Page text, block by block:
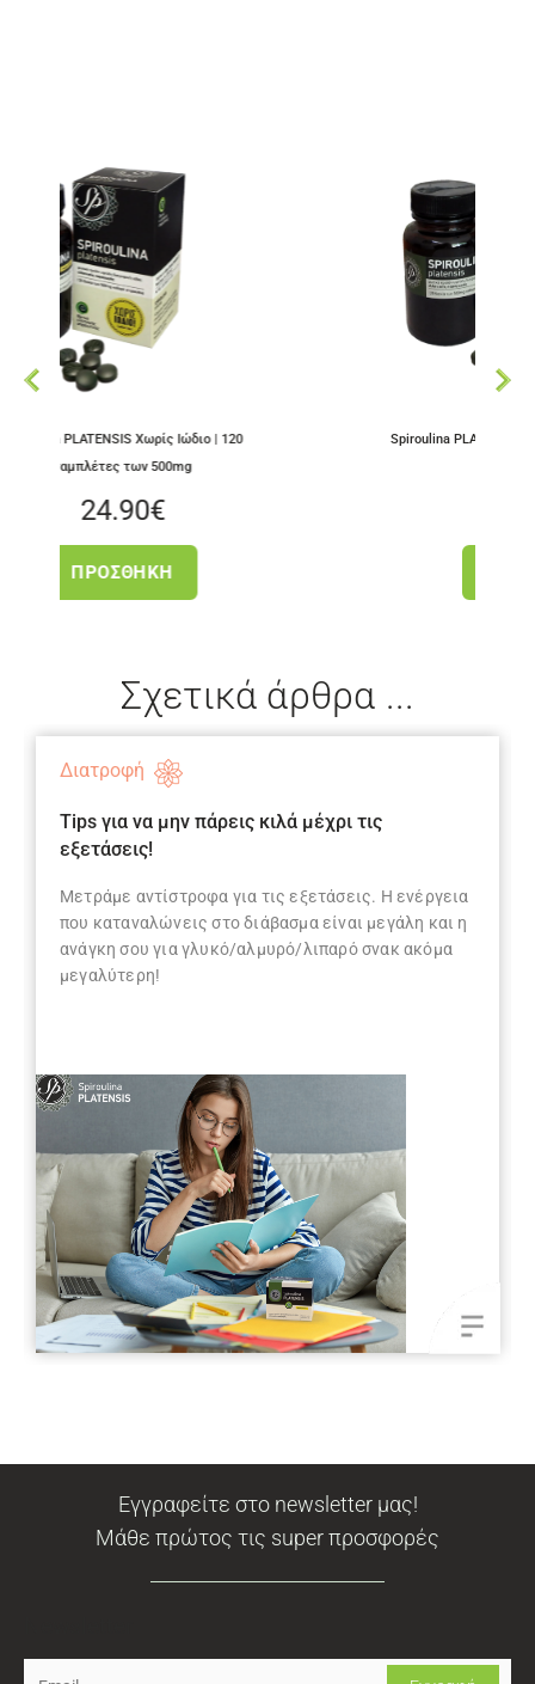
| 120
Spiroulina PLATENSIS Με Ιώδιο | 120 ταμπλέτες
Σχετικά άρθρα ...
Διατροφή
Tips για να μην πάρεις κιλά μέχρι τις
εξετάσεις!
Μετράμε αντίστροφα για τις εξετάσεις. Η ενέργεια
που καταναλώνεις στο διάβασμα είναι μεγάλη και η
ανάγκη σου για γλυκό/αλμυρό/λιπαρό σνακ ακόμα
μεγαλύτερη!
Εγγραφείτε στο newsletter μας!
Μάθε πρώτος τις super προσφορές